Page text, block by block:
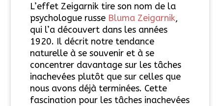
L’effet Zeigarnik tire son nom de la
psychologue russe Bluma Zeigarnik,
qui l’a découvert dans les années
1920. Il décrit notre tendance
naturelle à se souvenir et à se
concentrer davantage sur les tâches
inachevées plutôt que sur celles que
nous avons déjà terminées. Cette
fascination pour les tâches inachevées